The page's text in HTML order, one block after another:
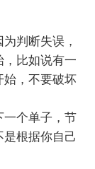
判断失误，
比如说有一
始，不要破坏
一个单子，节
根据你自己